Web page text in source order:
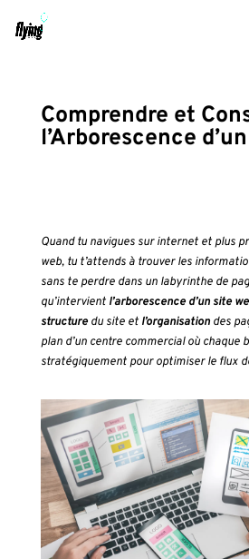
Comprendre et
l’Arborescence
Quand tu navigues sur internet et plus
web, tu t’attends à trouver les
sans te perdre dans un labyrinthe de
qu’intervientl’arborescence d’un site
structure du site et l’organisation des
plan d’un centre commercial où chaque
stratégiquement pour optimiser le flux